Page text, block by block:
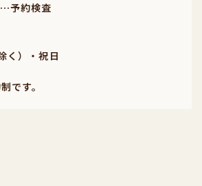
…予約検査
く）・祝日
です。